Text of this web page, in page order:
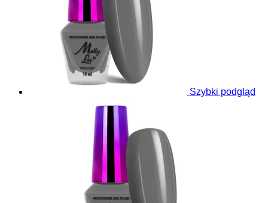
Szybki podgląd